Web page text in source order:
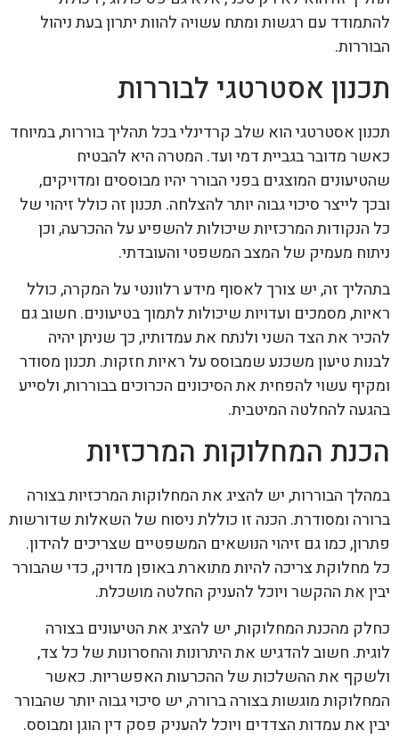
להתמודד עם רגשות ומתח עשויה להוות יתרון בעת ניהול
הבוררות.
תכנון אסטרטגי לבוררות
תכנון אסטרטגי הוא שלב קרדינלי בכל תהליך בוררות, במיוחד
כאשר מדובר בגביית דמי ועד. המטרה היא להבטיח
שהטיעונים המוצגים בפני הבורר יהיו מבוססים ומדויקים,
ובכך לייצר סיכוי גבוה יותר להצלחה. תכנון זה כולל זיהוי של
כל הנקודות המרכזיות שיכולות להשפיע על ההכרעה, וכן
ניתוח מעמיק של המצב המשפטי והעובדתי.
בתהליך זה, יש צורך לאסוף מידע רלוונטי על המקרה, כולל
ראיות, מסמכים ועדויות שיכולות לתמוך בטיעונים. חשוב גם
להכיר את הצד השני ולנתח את עמדותיו, כך שניתן יהיה
לבנות טיעון משכנע שמבוסס על ראיות חזקות. תכנון מסודר
ומקיף עשוי להפחית את הסיכונים הכרוכים בבוררות, ולסייע
בהגעה להחלטה המיטבית.
הכנת המחלוקות המרכזיות
במהלך הבוררות, יש להציג את המחלוקות המרכזיות בצורה
ברורה ומסודרת. הכנה זו כוללת ניסוח של השאלות שדורשות
פתרון, כמו גם זיהוי הנושאים המשפטיים שצריכים להידון.
כל מחלוקת צריכה להיות מתוארת באופן מדויק, כדי שהבורר
יבין את ההקשר ויוכל להעניק החלטה מושכלת.
כחלק מהכנת המחלוקות, יש להציג את הטיעונים בצורה
לוגית. חשוב להדגיש את היתרונות והחסרונות של כל צד,
ולשקף את ההשלכות של ההכרעות האפשריות. כאשר
המחלוקות מוגשות בצורה ברורה, יש סיכוי גבוה יותר שהבורר
יבין את עמדות הצדדים ויוכל להעניק פסק דין הוגן ומבוסס.